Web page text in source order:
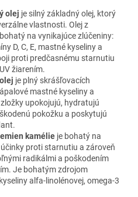
olej je silný základný olej, ktorý
vlastnosti. Olej z
na vynikajúce zlúčeniny:
D, C, E, mastné kyseliny a
proti predčasnému starnutiu
žiarením.
je plný skrášľovacích
mastné kyseliny a
upokojujú, hydratujú
pokožku a poskytujú
kamélie je bohatý na
proti starnutiu a zároveň
radikálmi a poškodením
Je bohatým zdrojom
alfa-linolénovej, omega-3